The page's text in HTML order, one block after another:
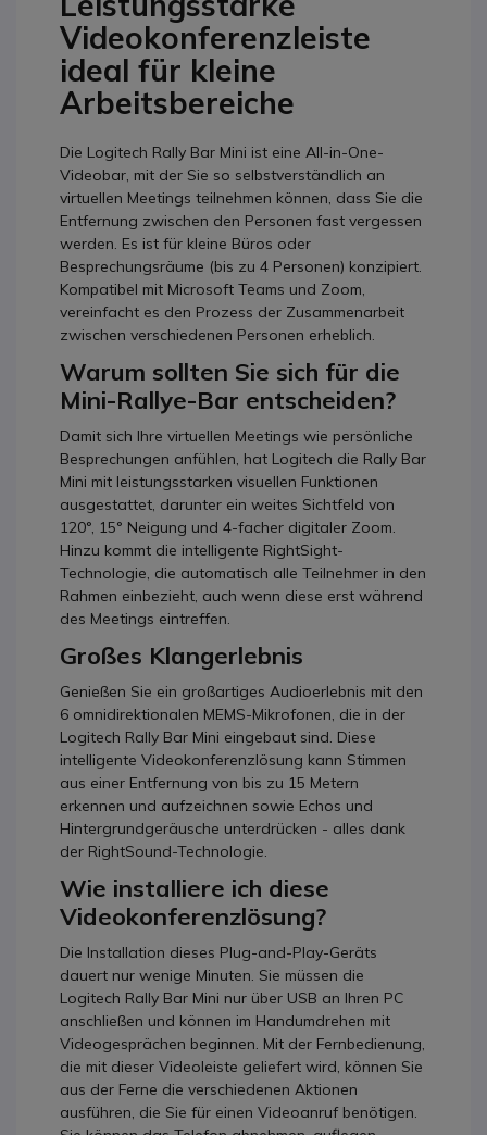
Videokonferenzleiste
ideal für kleine
Arbeitsbereiche
Die Logitech Rally Bar Mini ist eine All-in-One-
Videobar, mit der Sie so selbstverständlich an
virtuellen Meetings teilnehmen können, dass Sie die
Entfernung zwischen den Personen fast vergessen
werden. Es ist für kleine Büros oder
Besprechungsräume (bis zu 4 Personen) konzipiert.
Kompatibel mit Microsoft Teams und Zoom,
vereinfacht es den Prozess der Zusammenarbeit
zwischen verschiedenen Personen erheblich.
Warum sollten Sie sich für die
Mini-Rallye-Bar entscheiden?
Damit sich Ihre virtuellen Meetings wie persönliche
Besprechungen anfühlen, hat Logitech die Rally Bar
Mini mit leistungsstarken visuellen Funktionen
ausgestattet, darunter ein weites Sichtfeld von
120°, 15° Neigung und 4-facher digitaler Zoom.
Hinzu kommt die intelligente RightSight-
Technologie, die automatisch alle Teilnehmer in den
Rahmen einbezieht, auch wenn diese erst während
des Meetings eintreffen.
Großes Klangerlebnis
Genießen Sie ein großartiges Audioerlebnis mit den
6 omnidirektionalen MEMS-Mikrofonen, die in der
Logitech Rally Bar Mini eingebaut sind. Diese
intelligente Videokonferenzlösung kann Stimmen
aus einer Entfernung von bis zu 15 Metern
erkennen und aufzeichnen sowie Echos und
Hintergrundgeräusche unterdrücken - alles dank
der RightSound-Technologie.
Wie installiere ich diese
Videokonferenzlösung?
Die Installation dieses Plug-and-Play-Geräts
dauert nur wenige Minuten. Sie müssen die
Logitech Rally Bar Mini nur über USB an Ihren PC
anschließen und können im Handumdrehen mit
Videogesprächen beginnen. Mit der Fernbedienung,
die mit dieser Videoleiste geliefert wird, können Sie
aus der Ferne die verschiedenen Aktionen
ausführen, die Sie für einen Videoanruf benötigen.